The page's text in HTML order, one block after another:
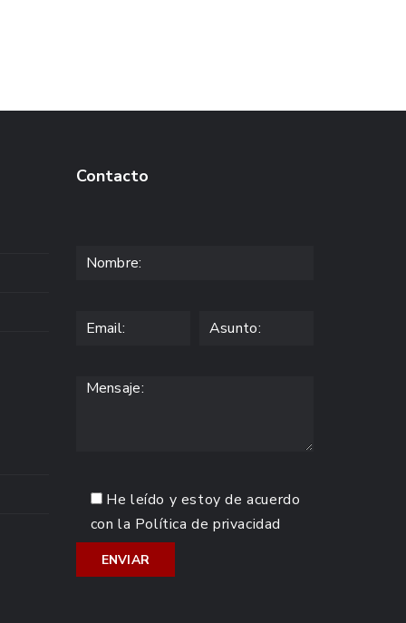
Contacto
He leído y estoy de acuerdo
con la Política de privacidad